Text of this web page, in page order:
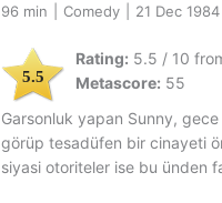
96 min Comedy 21 Dec 1984
5.5
Rating: 5.5 / 10
Metascore: 55
Garsonluk yapan Sunny,
görüp tesadüfen bir cinayeti
siyasi otoriteler ise bu ünden